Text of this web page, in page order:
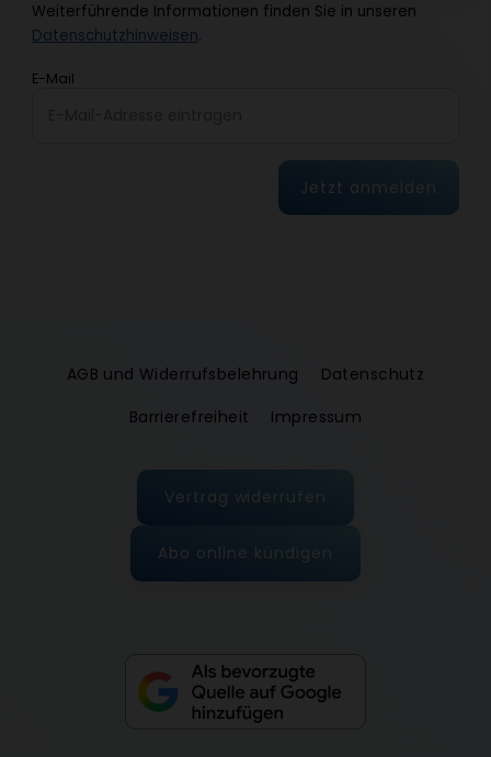
Weiterführende Informationen finden Sie in unseren
Datenschutzhinweisen.
E-Mail
Jetzt anmelden
AGB und Widerrufsbelehrung
Datenschutz
Barrierefreiheit
Impressum
Vertrag widerrufen
Abo online kündigen